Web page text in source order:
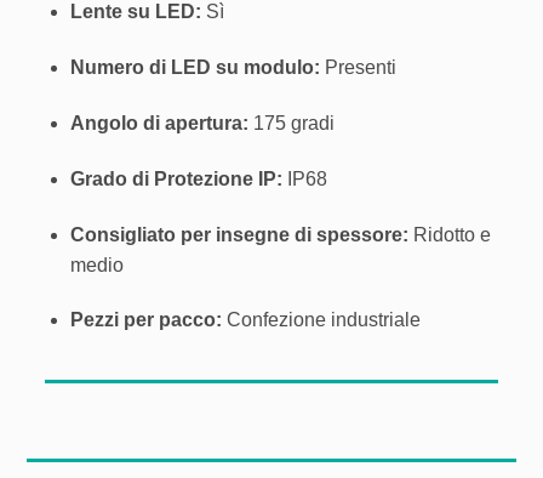
Lente su LED: Sì
Numero di LED su modulo: Presenti
Angolo di apertura: 175 gradi
Grado di Protezione IP: IP68
Consigliato per insegne di spessore: Ridotto e
medio
Pezzi per pacco: Confezione industriale